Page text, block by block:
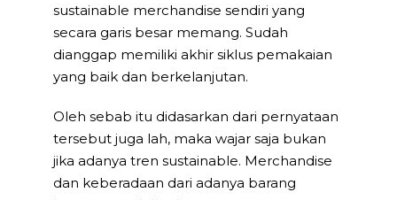
sustainable merchandise sendiri yang
secara garis besar memang. Sudah
dianggap memiliki akhir siklus pemakaian
yang baik dan berkelanjutan.
Oleh sebab itu didasarkan dari pernyataan
tersebut juga lah, maka wajar saja bukan
jika adanya tren sustainable. Merchandise
dan keberadaan dari adanya barang